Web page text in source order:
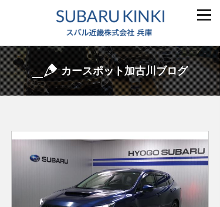
カースポット加古川ブログ